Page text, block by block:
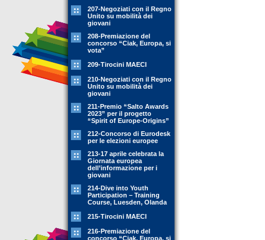
207-Negoziati con il Regno
Unito su mobilità dei
giovani
208-Premiazione del
concorso “Ciak, Europa, si
vota”
209-Tirocini MAECI
210-Negoziati con il Regno
Unito su mobilità dei
giovani
211-Premio “Salto Awards
2023” per il progetto
“Spirit of Europe-Origins”
212-Concorso di Eurodesk
per le elezioni europee
213-17 aprile celebrata la
Giornata europea
dell’informazione per i
giovani
214-Dive into Youth
Participation – Training
Course, Luesden, Olanda
215-Tirocini MAECI
216-Premiazione del
concorso “Ciak, Europa, si